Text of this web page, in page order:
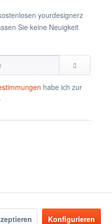
yourdesignerz
Sie keine Neuigkeit
habe ich zur
Konfigurieren